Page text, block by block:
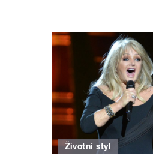
Životní styl